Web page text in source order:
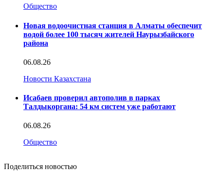
Общество
Новая водоочистная станция в Алматы обеспечит
водой более 100 тысяч жителей Наурызбайского
района
06.08.26
Новости Казахстана
Исабаев проверил автополив в парках
Талдыкоргана: 54 км систем уже работают
06.08.26
Общество
Поделиться новостью